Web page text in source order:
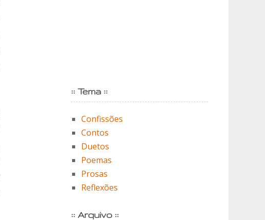
:: Tema ::
Confissões
Contos
Duetos
Poemas
Prosas
Reflexões
:: Arquivo ::